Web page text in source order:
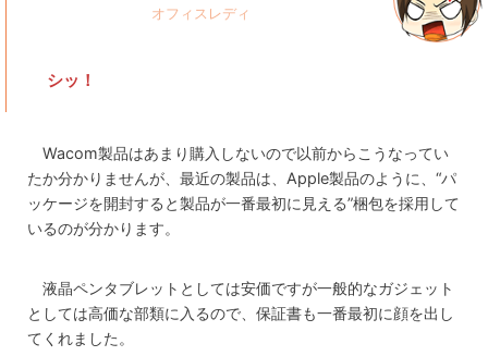
シッ！
Wacom製品はあまり購入しないので以前からこうなってい
たか分かりませんが、最近の製品は、Apple製品のように、“パ
ッケージを開封すると製品が一番最初に見える”梱包を採用して
いるのが分かります。
液晶ペンタブレットとしては安価ですが一般的なガジェット
としては高価な部類に入るので、保証書も一番最初に顔を出し
てくれました。